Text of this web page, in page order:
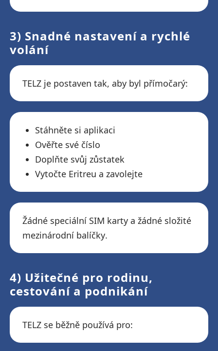
3) Snadné nastavení a rychlé
volání
TELZ je postaven tak, aby byl přímočarý:
Stáhněte si aplikaci
Ověřte své číslo
Doplňte svůj zůstatek
Vytočte Eritreu a zavolejte
Žádné speciální SIM karty a žádné složité
mezinárodní balíčky.
4) Užitečné pro rodinu,
cestování a podnikání
TELZ se běžně používá pro: